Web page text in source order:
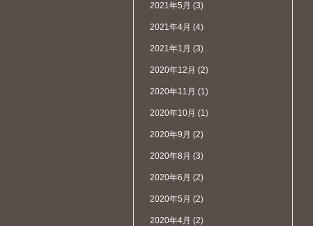
2021年5月 (3)
2021年4月 (4)
2021年1月 (3)
2020年12月 (2)
2020年11月 (1)
2020年10月 (1)
2020年9月 (2)
2020年8月 (3)
2020年6月 (2)
2020年5月 (2)
2020年4月 (2)